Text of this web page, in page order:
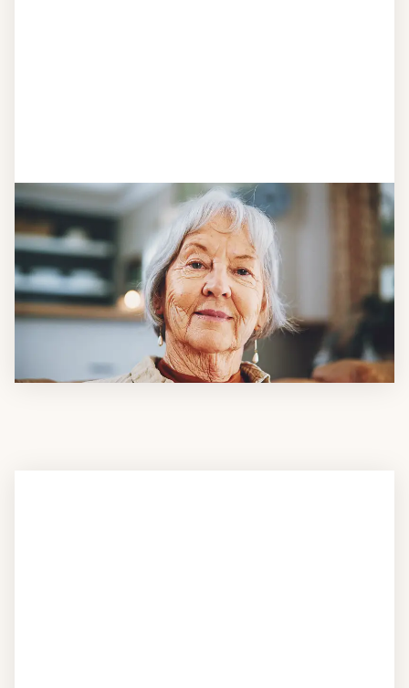
Schritt 1
Klarheit schaffen
Überlegen Sie, ob Ihnen das Essen täglich
verzehrfertig geliefert werden soll oder Sie sich
einen Tiefkühl-Vorrat an Mahlzeiten anlegen